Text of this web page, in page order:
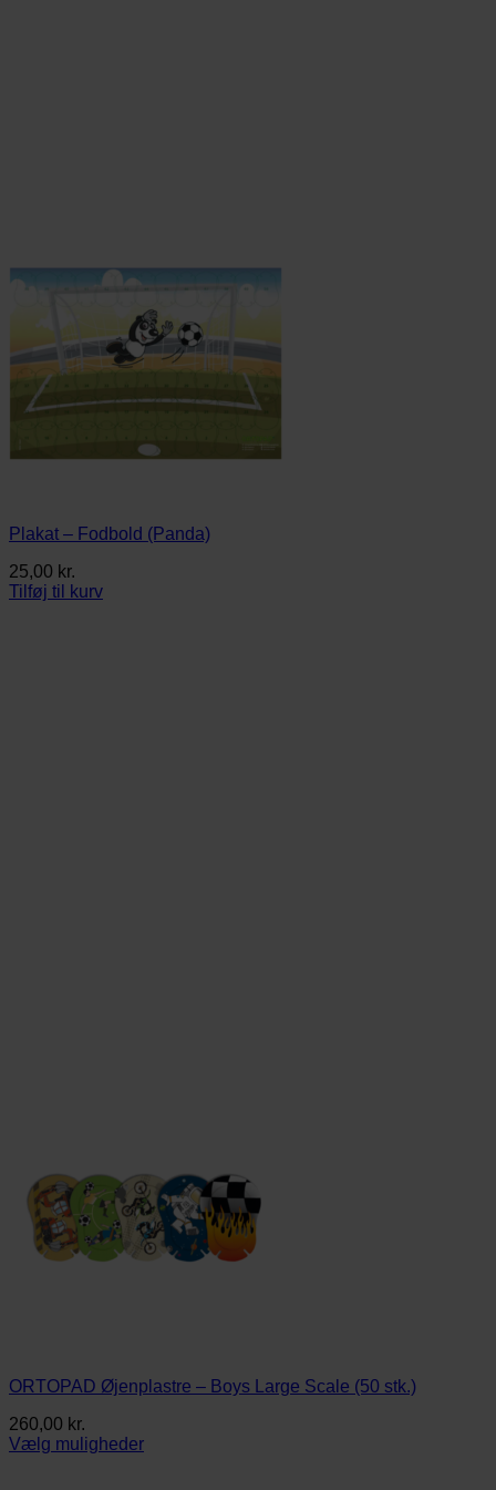
Plakat – Fodbold (Panda)
25,00 kr.
Tilføj til kurv
ORTOPAD Øjenplastre – Boys Large Scale (50 stk.)
260,00 kr.
Vælg muligheder